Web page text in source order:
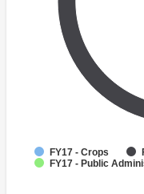
FY17 - Crops
FY17 - Public